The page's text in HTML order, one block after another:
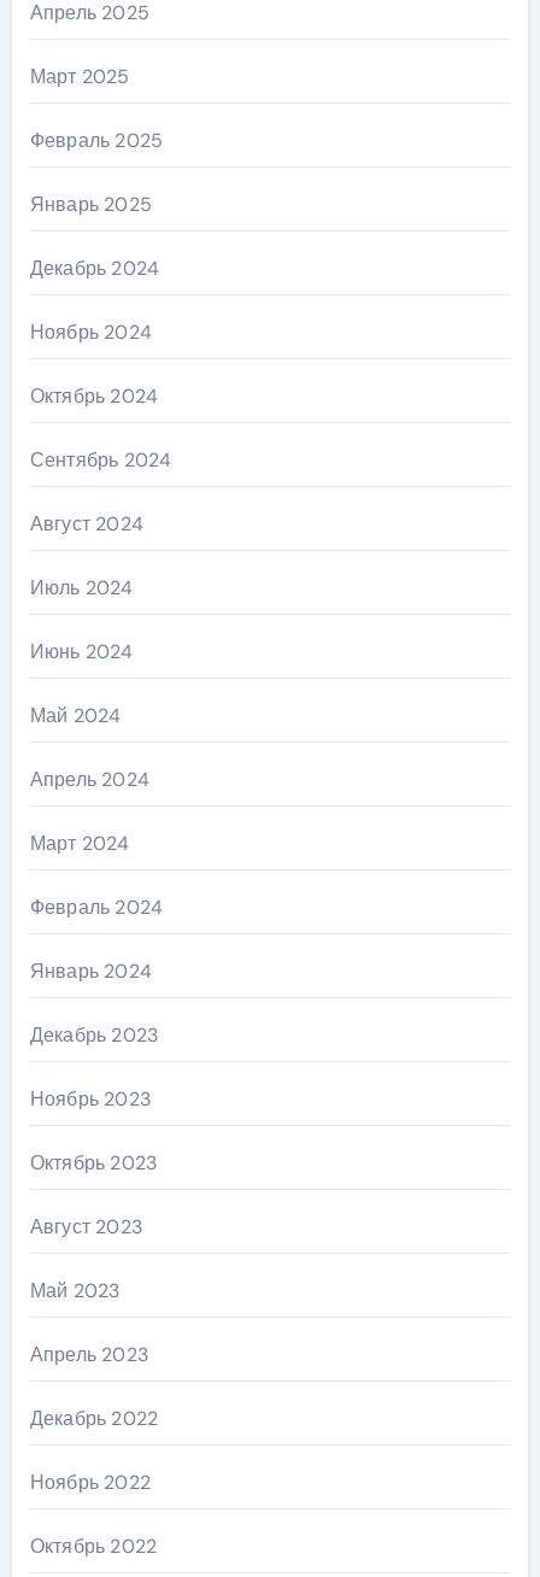
Апрель 2025
Март 2025
Февраль 2025
Январь 2025
Декабрь 2024
Ноябрь 2024
Октябрь 2024
Сентябрь 2024
Август 2024
Июль 2024
Июнь 2024
Май 2024
Апрель 2024
Март 2024
Февраль 2024
Январь 2024
Декабрь 2023
Ноябрь 2023
Октябрь 2023
Август 2023
Май 2023
Апрель 2023
Декабрь 2022
Ноябрь 2022
Октябрь 2022